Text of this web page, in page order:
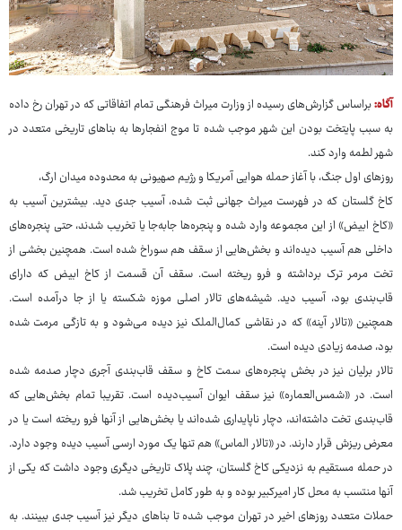
آگاه:براساس گزارش‌های رسیده از وزارت میراث فرهنگی تمام اتفاقاتی که در تهران رخ داده
به سبب پایتخت بودن این شهر موجب شده تا موج انفجارها به بناهای تاریخی متعدد در
شهر لطمه وارد کند.
روزهای اول جنگ، با آغاز حمله هوایی آمریکا و رژیم صهیونی به محدوده میدان ارگ،
کاخ گلستان که در فهرست میراث جهانی ثبت شده، آسیب جدی دید. بیشترین آسیب به
«کاخ ابیض» از این مجموعه وارد شده و پنجره‌ها جابه‌جا یا تخریب شدند، حتی پنجره‌های
داخلی هم آسیب دیده‌اند و بخش‌هایی از سقف هم سوراخ شده است. همچنین بخشی از
تخت مرمر ترک برداشته و فرو ریخته است. سقف آن قسمت از کاخ ابیض که دارای
قاب‌بندی بود، آسیب دید. شیشه‌های تالار اصلی موزه شکسته یا از جا درآمده است.
همچنین «تالار آینه» که در نقاشی کمال‌الملک نیز دیده می‌شود و به تازگی مرمت شده
بود، صدمه زیادی دیده است.
تالار برلیان نیز در بخش پنجره‌های سمت کاخ و سقف قاب‌بندی آجری دچار صدمه شده
است. در «شمس‌العماره» نیز سقف ایوان آسیب‌دیده است. تقریبا تمام بخش‌هایی که
قاب‌بندی تخت داشته‌اند، دچار ناپایداری شده‌اند یا بخش‌هایی از آنها فرو ریخته است یا در
معرض ریزش قرار دارند. در «تالار الماس» هم تنها یک مورد ارسی آسیب دیده وجود دارد.
در حمله مستقیم به نزدیکی کاخ گلستان، چند پلاک تاریخی دیگری وجود داشت که یکی از
آنها منتسب به محل کار امیرکبیر بوده و به طور کامل تخریب شد.
حملات متعدد روزهای اخیر در تهران موجب شده تا بناهای دیگر نیز آسیب جدی ببینند. به